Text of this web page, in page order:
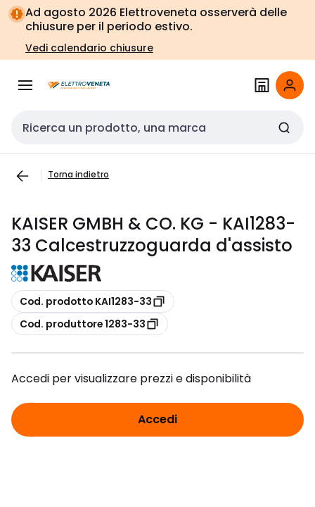
Vai alla
navigazione
Vai
alla
pagina
Ad agosto 2026 Elettroveneta osserverà delle
chiusure per il periodo estivo.
Vedi calendario chiusure
Cerca input
Torna indietro
KAISER GMBH & CO. KG - KAI1283-
33 Calcestruzzoguarda d'assisto
copia
Cod. prodotto KAI1283-33
copia
Cod. produttore 1283-33
Accedi per visualizzare prezzi e disponibilità
Accedi